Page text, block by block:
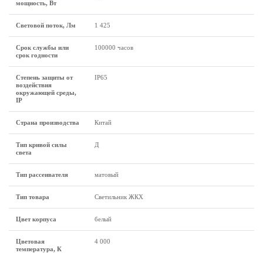
мощность, Вт
Световой поток, Лм 1 425
Срок службы или
срок годности
100000 часов
Степень защиты от
воздействия
окружающей среды,
IP
IP65
Страна производства Китай
Тип кривой силы
света
Д
Тип рассеивателя матовый
Тип товара Светильник ЖКХ
Цвет корпуса белый
Цветовая
температура, К
4 000